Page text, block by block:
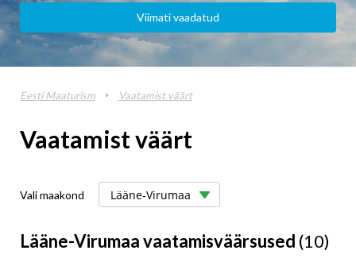
Viimati vaadatud
Eesti Maaturism Vaatamist väärt
Vaatamist väärt
Vali maakond
Lääne-Virumaa vaatamisväärsused (10)